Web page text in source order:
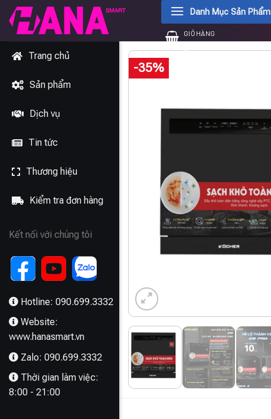
Chuyển
đến
dung
Danh Mục Sản Phẩm
GIỎ HÀNG
0₫
Trang chủ
Sản phẩm
Dịch vụ
Tin tức
Thương hiệu
Kiểm tra đơn hàng
Kết nối với chúng tôi
Hotline: 090.699.3332
Website:
www.hanasmart.vn
Zalo: 090.699.3332
Thời gian làm việc:
8:00 - 21:00
-35%